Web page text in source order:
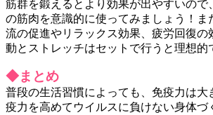
筋群を鍛えるとより効果が出やすいので
の筋肉を意識的に使ってみましょう！ま
流の促進やリラックス効果、疲労回復の
動とストレッチはセットで行うと理想的
◆まとめ
普段の生活習慣によっても、免疫力は大
疫力を高めてウイルスに負けない身体づ